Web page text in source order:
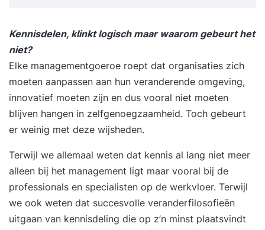
Kennisdelen, klinkt logisch maar waarom gebeurt het
niet?
Elke managementgoeroe roept dat organisaties zich
moeten aanpassen aan hun veranderende omgeving,
innovatief moeten zijn en dus vooral niet moeten
blijven hangen in zelfgenoegzaamheid. Toch gebeurt
er weinig met deze wijsheden.
Terwijl we allemaal weten dat kennis al lang niet meer
alleen bij het management ligt maar vooral bij de
professionals en specialisten op de werkvloer. Terwijl
we ook weten dat succesvolle veranderfilosofieën
uitgaan van kennisdeling die op z’n minst plaatsvindt